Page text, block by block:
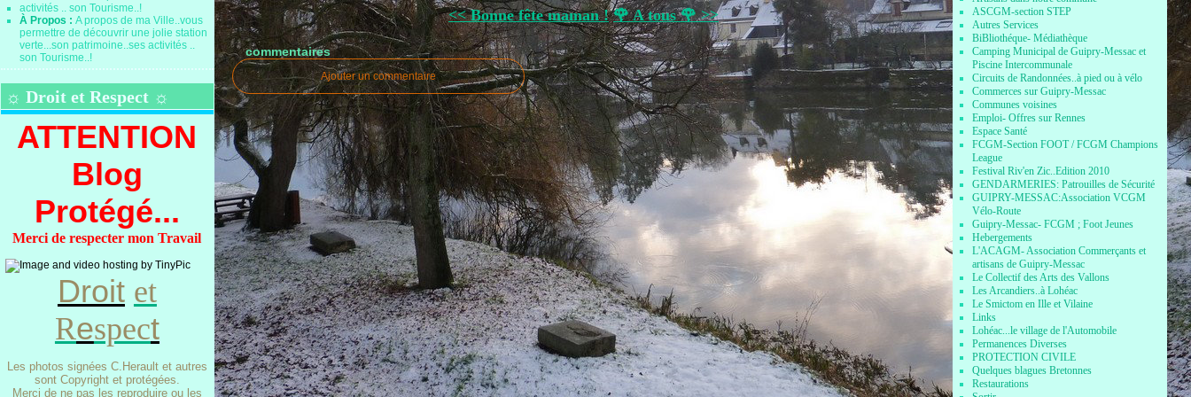
À Propos :A propos de ma Ville..vous
permettre de découvrir une jolie station
verte...son patrimoine..ses activités ..
son Tourisme..!
☼ Droit et Respect ☼
ATTENTION
Blog
Protégé...
Merci de respecter mon Travail
Droit et
Respect
Les photos signées C.Herault et autres
sont Copyright et protégées.
Merci de ne pas les reproduire ou les
<< Bonne fête maman ! 🌹 A tous 🌹 >>
commentaires
Ajouter un commentaire
ASCGM-section STEP
Autres Services
BiBliothéque- Médiathèque
Camping Municipal de Guipry-Messac et
Piscine Intercommunale
Circuits de Randonnées..à pied ou à vélo
Commerces sur Guipry-Messac
Communes voisines
Emploi- Offres sur Rennes
Espace Santé
FCGM-Section FOOT / FCGM Champions
League
Festival Riv'en Zic..Edition 2010
GENDARMERIES: Patrouilles de Sécurité
GUIPRY-MESSAC:Association VCGM
Vélo-Route
Guipry-Messac- FCGM ; Foot Jeunes
Hebergements
L'ACAGM- Association Commerçants et
artisans de Guipry-Messac
Le Collectif des Arts des Vallons
Les Arcandiers..à Lohéac
Le Smictom en Ille et Vilaine
Links
Lohéac...le village de l'Automobile
Permanences Diverses
PROTECTION CIVILE
Quelques blagues Bretonnes
Restaurations